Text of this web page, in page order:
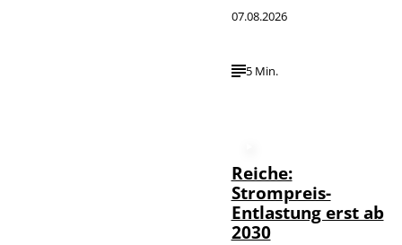
07.08.2026
5 Min.
Reiche:
Strompreis-
Entlastung erst ab
2030